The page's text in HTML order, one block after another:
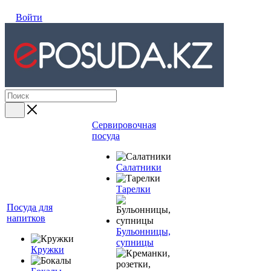
Войти
Посуда для
напитков
Кружки
Сервировочная
посуда
Салатники
Тарелки
Бульонницы,
супницы